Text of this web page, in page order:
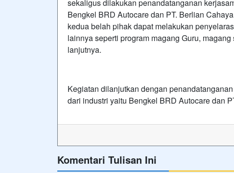
sekaligus dilakukan penandatanganan
Bengkel BRD Autocare dan PT. Berlian
kedua belah pihak dapat melakukan
lainnya seperti program magang Guru,
lanjutnya.
Kegiatan dilanjutkan dengan
dari industri yaitu Bengkel BRD Autocare dan
Komentari Tulisan Ini